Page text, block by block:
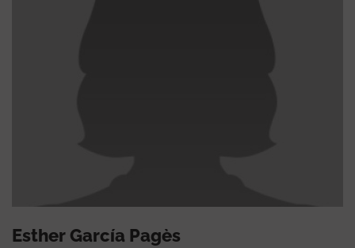
Esther García Pagès